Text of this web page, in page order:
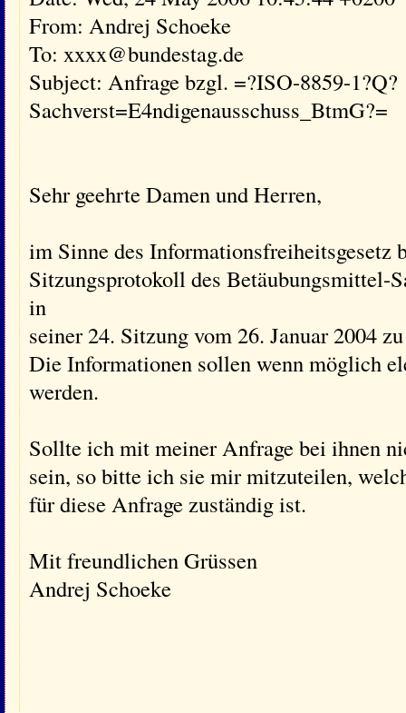
From: Andrej Schoeke
To: xxxx@bundestag.de
Subject: Anfrage bzgl. =?ISO-8859-1?Q?
Sachverst=E4ndigenausschuss_BtmG?=
Sehr geehrte Damen und Herren,
im Sinne des Informationsfreiheitsgesetz
Sitzungsprotokoll des Betäubungsmittel-
in
seiner 24. Sitzung vom 26. Januar 2004
Die Informationen sollen wenn möglich
werden.
Sollte ich mit meiner Anfrage bei ihnen
sein, so bitte ich sie mir mitzuteilen,
für diese Anfrage zuständig ist.
Mit freundlichen Grüssen
Andrej Schoeke